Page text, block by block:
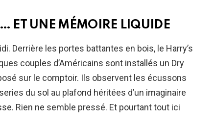
ET UNE MÉMOIRE LIQUIDE
Derrière les portes battantes en bois, le Harry’s
couples d’Américains sont installés un Dry
sur le comptoir. Ils observent les écussons
du sol au plafond héritées d’un imaginaire
Rien ne semble pressé. Et pourtant tout ici